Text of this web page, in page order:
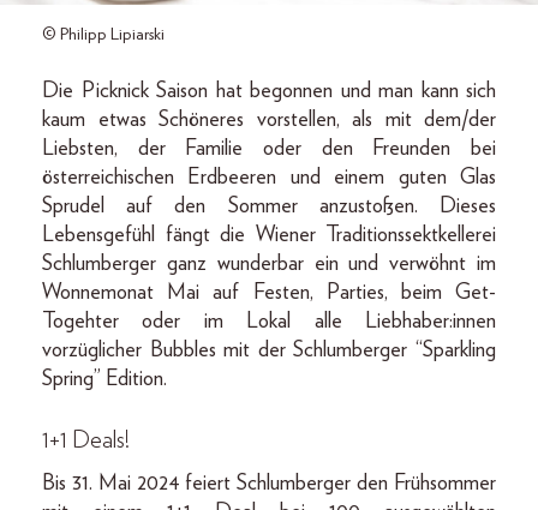
© Philipp Lipiarski
Die Picknick Saison hat begonnen und man kann sich
kaum etwas Schöneres vorstellen, als mit dem/der
Liebsten, der Familie oder den Freunden bei
österreichischen Erdbeeren und einem guten Glas
Sprudel auf den Sommer anzustoßen. Dieses
Lebensgefühl fängt die Wiener Traditionssektkellerei
Schlumberger ganz wunderbar ein und verwöhnt im
Wonnemonat Mai auf Festen, Parties, beim Get-
Togehter oder im Lokal alle Liebhaber:innen
vorzüglicher Bubbles mit der Schlumberger “Sparkling
Spring” Edition.
1+1 Deals!
Bis 31. Mai 2024 feiert Schlumberger den Frühsommer